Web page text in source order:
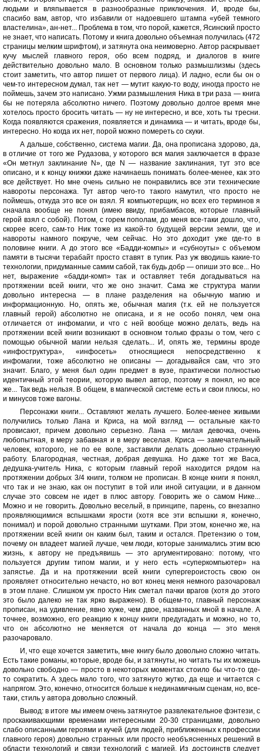
людьми и вляпывается в разнообразные приключения. И, вроде бы,
спасибо вам, автор, что избавили от надоевшего штампа «убей темного
властелина», ан-нет... Проблема в том, что порой, кажется, Ясинский просто
не знает, что написать. Потому и книга довольно объемная получилась (472
страницы мелким шрифтом), и затянута она неимоверно. Автор раскрывает
кучу мыслей главного героя, обо всем подряд, и диалогов в книге
действительно довольно мало. В основном только размышлизмы (здесь
стоит заметить, что автор пишет от первого лица). И ладно, если бы он о
чем-то интересном думал, так нет — мутит какую-то воду, иногда просто не
поймешь, зачем это написано. Ужми размышления Ника в три раза — книга
бы не потеряла абсолютно ничего. Поэтому довольно долгое время мне
хотелось просто бросить читать — ну не интересно, и все, хоть ты тресни.
Когда появляются сражения, появляется и динамика — и читать, вроде бы,
интересно. Но когда их нет, порой можно помереть со скуки.
А дальше, собственно, система магии. Да, она прописана здорово, да,
в отличие от того же Рудазова, у которого вся магия заключается в фразе
«Он метнул заклинание N», где N — название заклинания, тут это все
описано, и к концу книжки даже начинаешь понимать более-менее, как это
все действует. Но мне очень сильно не понравились все эти технические
навороты персонажа. Тут автор чего-то такого намутил, что просто не
поймешь, откуда это все он взял. Я компьютерщик, но всех его терминов я
сначала вообще не понял (имею ввиду, прибамбасов, которые главный
герой взял с собой). Потом, с горем пополам, до меня все-таки дошло, что,
скорее всего, сам-то Ник тоже из какой-то будущей версии земли, где и
навороты намного покруче, чем сейчас. Но это доходит уже где-то в
половине книги. А до этого все «Бадди-компы» и «субноуты» с объемом
памяти в тысячи терабайт просто ставят в тупик. Раз уж вводишь какие-то
технологии, придуманные самим сабой, так будь добр — опиши это все... Но
нет, выражение «бадди-комп» так и оставляет тебя догадываться на
протяжении всей книги, что же оно значит. Сама же структура магии
довольно интересна — в плане разделения на обычную магию и
информационную. Но, опять же, обычная магия (т.к. ей не пользуется
главный герой) абсолютно не описана, и я не особо понял, чем она
отличается от инфомагии, и что с ней вообще можно делать, ведь на
протяжении всей книги возникают в основном только фразы о том, чего с
помощью обычной магии нельзя сделать... И, опять же, термины вроде
«инфоструктура», «инфосеть» относящиеся непосредственно к
инфомагии, тоже абсолютно не описаны — догадывайся сам, что это
значит. Благо, у меня был один предмет в вузе, практически полностью
идентичный этой теории, которую вывел автор, поэтому я понял, но все
же... Так ведь нельзя. В общем, в магической системе есть и свои плюсы, но
и минусов тоже вагоны.
Персонажи книги... Оставляют желать лучшего. Более-менее живыми
получились только Лана и Криса, на мой взгляд — остальные как-то
провисают, причем довольно серьезно. Лана — милая девочка, очень
любопытная, в меру забавная и в меру веселая. Криса — замечательный
человек, которого, не по ее воле, заставили делать довольно странную
работу. Благородная, честная, добрая девушка. Но даже тот же Васа,
дедушка-учитель Ника, с которым главный герой находится рядом на
протяжении добрых 3/4 книги, толком не прописан. В конце книги я понял,
что так и не знаю, как он поступит в той или иной ситуации, и в данном
случае это совсем не идет в плюс автору. Говорить же о самом Нике...
Можно и не говорить. Довольно веселый, в принципе, парень, со внезапно
проявляющимися вспышками ярости (хотя все эти вспышки я, конечно,
понимал) и порой довольно странными шутками. При этом, конечно же, на
протяжении всей книги он каким был, таким и остался. Претензию о том,
почему он владеет магией лучше, чем люди, которые занимались этим всю
жизнь, к автору не предъявишь — это аргументировано: потому, что
пользуется другим типом магии, и у него есть «суперкомпьютер» на
запястье. Да и на протяжении всей книги супергероистость свою он
проявляет относительно нечасто, но вот конец меня немного разочаровал
в этом плане. Слишком уж просто Ник сметал пачки врагов (хотя до этого
это было далеко не так ярко выражено). В общем-то, главный персонаж
прописан, на удивление, явно хуже, чем двое, названных мной в начале. А
точнее, возможно, его реакцию к концу книги предугадать и можно, но то,
что он абсолютно не меняется от начала до конца — это меня
разочаровало.
И, что еще хочется заметить, мне книгу было довольно сложно читать.
Есть такие романы, которые, вроде бы, и затянуты, но читать ты их можешь
довольно свободно — просто в некоторых моментах стоило бы что-то где-
то сократить. А здесь мало того, что затянуто жутко, да еще и читается с
напрягом. Это, конечно, относится больше к нединамичным сценам, но, все-
таки, стиль у автора довольно сложный.
Вывод: в итоге мы имеем очень затянутое развлекательное фэнтези, с
проскакивающими временами интересными 20-30 страницами, довольно
слабо описанными героями и кучей (для людей, приближенных к профессии
главного героя) довольно странных или просто необъясненных решений в
области технологий и связи технологий с магией. Из достоинств следует